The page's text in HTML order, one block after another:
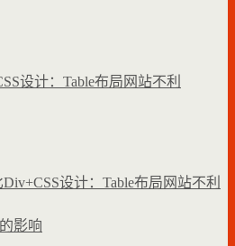
设计：Table布局网站不利
设计：Table布局网站不利
影响